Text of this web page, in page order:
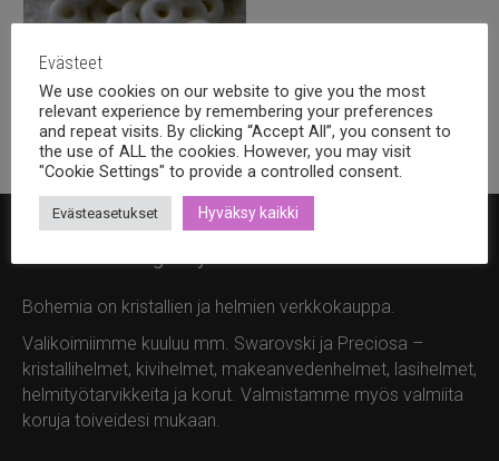
Tsekki O bead 3.8x1mm Chalk
white, 5g
3,40€ sis alv.
Bohemia on kristallien ja helmien verkkokauppa.
Valikoimiimme kuuluu mm. Swarovski ja Preciosa –
kristallihelmet, kivihelmet, makeanvedenhelmet, lasihelmet,
helmityötarvikkeita ja korut. Valmistamme myös valmiita
koruja toiveidesi mukaan.
Evästeet
We use cookies on our website to give you the most
relevant experience by remembering your preferences
and repeat visits. By clicking “Accept All”, you consent to
the use of ALL the cookies. However, you may visit
"Cookie Settings" to provide a controlled consent.
Evästeasetukset Hyväksy kaikki